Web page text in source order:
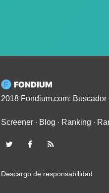
2018 Fondium.com:
Screener ∙ Blog ∙ Ranking ∙
Descargo de responsabilidad